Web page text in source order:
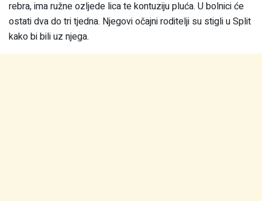
rebra, ima ružne ozljede lica te kontuziju pluća. U bolnici će
ostati dva do tri tjedna. Njegovi očajni roditelji su stigli u Split
kako bi bili uz njega.